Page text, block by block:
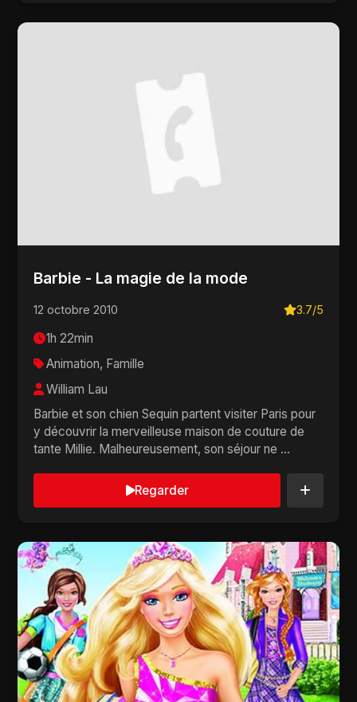
Barbie - La magie de la mode
12 octobre 2010 3.7/5
1h 22min
Animation, Famille
William Lau
Barbie et son chien Sequin partent visiter Paris pour
y découvrir la merveilleuse maison de couture de
tante Millie. Malheureusement, son séjour ne ...
Regarder